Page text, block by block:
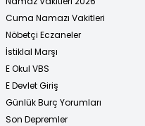
Cuma Namazı Vakitleri
Nöbetçi Eczaneler
İstiklal Marşı
E Okul VBS
E Devlet Giriş
Günlük Burç Yorumları
Son Depremler